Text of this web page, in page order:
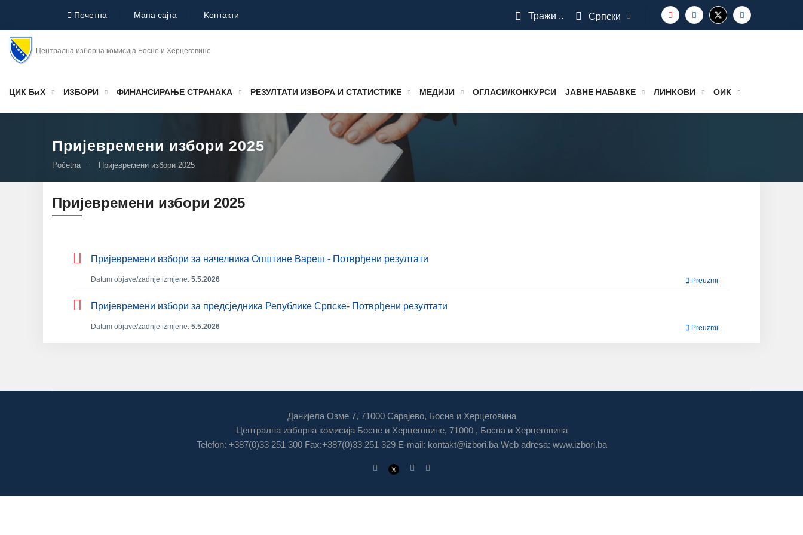
Почетна Мапа сајта Koнтакти Тражи .. Српски
Централна изборна комисија Босне и Херцеговине
ЦИК БиХ ИЗБОРИ ФИНАНСИРАЊЕ СТРАНАКА РЕЗУЛТАТИ ИЗБОРА И СТАТИСТИКЕ МЕДИЈИ ОГЛАСИ/КОНКУРСИ ЈАВНЕ НАБАВКЕ ЛИНКОВИ ОИК
Пријевремени избори 2025
Početna Пријевремени избори 2025
Пријевремени избори 2025
Пријевремени избори за начелника Општине Вареш - Потврђени резултати
Datum objave/zadnje izmjene: 5.5.2026 Preuzmi
Пријевремени избори за предсједника Републике Српске- Потврђени резултати
Datum objave/zadnje izmjene: 5.5.2026 Preuzmi
Данијела Озме 7, 71000 Сарајево, Босна и Херцеговина
Централна изборна комисија Босне и Херцеговине, 71000 , Босна и Херцеговина
Telefon: +387(0)33 251 300 Fax:+387(0)33 251 329 E-mail: kontakt@izbori.baWeb adresa: www.izbori.ba